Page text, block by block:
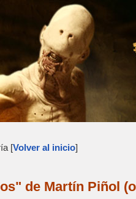
[Volver al inicio]
de Martín Piñol